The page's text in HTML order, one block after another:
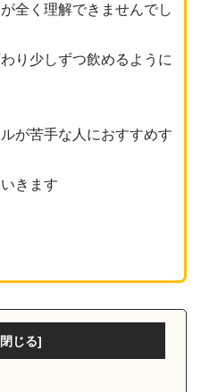
全く理解できませんでし
り少しずつ飲めるように
が苦手な人におすすめす
きます